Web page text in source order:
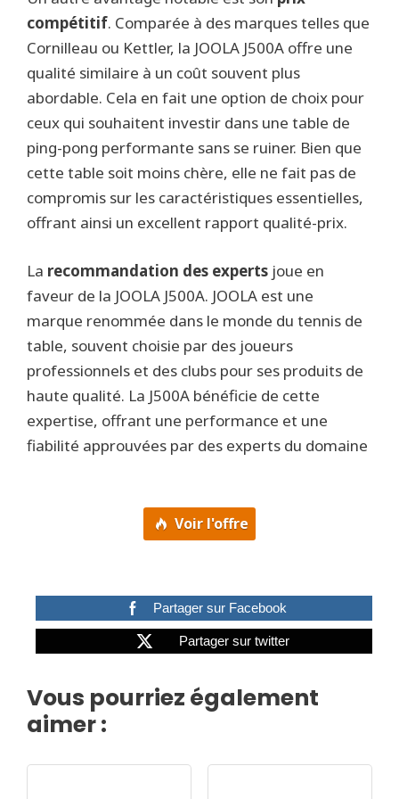
compétitif. Comparée à des marques telles que
Cornilleau ou Kettler, la JOOLA J500A offre une
qualité similaire à un coût souvent plus
abordable. Cela en fait une option de choix pour
ceux qui souhaitent investir dans une table de
ping-pong performante sans se ruiner. Bien que
cette table soit moins chère, elle ne fait pas de
compromis sur les caractéristiques essentielles,
offrant ainsi un excellent rapport qualité-prix.
La recommandation des experts joue en
faveur de la JOOLA J500A. JOOLA est une
marque renommée dans le monde du tennis de
table, souvent choisie par des joueurs
professionnels et des clubs pour ses produits de
haute qualité. La J500A bénéficie de cette
expertise, offrant une performance et une
fiabilité approuvées par des experts du domaine
Voir l'offre
Partager sur Facebook
Partager sur twitter
Vous pourriez également
aimer :